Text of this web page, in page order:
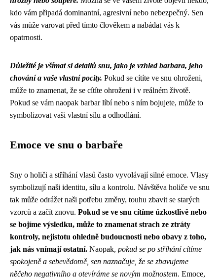
kdo vám připadá dominantní, agresivní nebo nebezpečný. Sen
vás může varovat před tímto člověkem a nabádat vás k
opatrnosti.
Důležité je všímat si detailů snu, jako je vzhled barbara, jeho
chování a vaše vlastní pocity. Pokud se cítíte ve snu ohroženi,
může to znamenat, že se cítíte ohroženi i v reálném životě.
Pokud se vám naopak barbar líbí nebo s ním bojujete, může to
symbolizovat vaši vlastní sílu a odhodlání.
Emoce ve snu o barbaře
Sny o holiči a stříhání vlasů často vyvolávají silné emoce. Vlasy
symbolizují naši identitu, sílu a kontrolu. Návštěva holiče ve snu
tak může odrážet naši potřebu změny, touhu zbavit se starých
vzorců a začít znovu. Pokud se ve snu cítíme úzkostlivě nebo
se bojíme výsledku, může to znamenat strach ze ztráty
kontroly, nejistotu ohledně budoucnosti nebo obavy z toho,
jak nás vnímají ostatní. Naopak, pokud se po stříhání cítíme
spokojeně a sebevědomě, sen naznačuje, že se zbavujeme
něčeho negativního a otevíráme se novým možnostem. Emoce,